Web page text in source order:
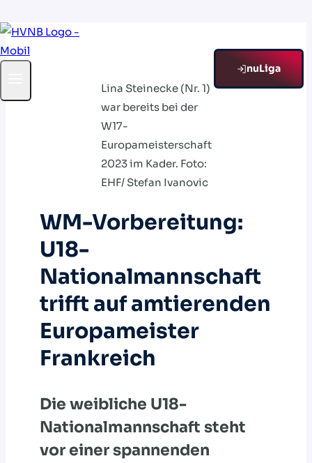
Zum
Inhalt
nuLiga
Lina Steinecke (Nr. 1)
war bereits bei der
W17-
Europameisterschaft
2023 im Kader. Foto:
EHF/ Stefan Ivanovic
WM-Vorbereitung:
U18-
Nationalmannschaft
trifft auf amtierenden
Europameister
Frankreich
Die weibliche U18-
Nationalmannschaft steht
vor einer spannenden